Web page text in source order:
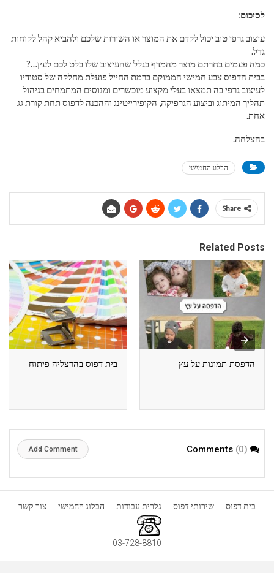
לסיכום:
עיצוב גרפי טוב יכול לקדם את המוצר או השירות שלכם ולהביא קהל לקוחות
גדל.
כמה פעמים בחרתם מוצר מהמדף בגלל שהעיצוב שלו בלט לכם לעין…?
בבית הדפוס צבע חמישי הממוקם ברמת החייל פועלת מחלקה של סטודיו
לעיצוב גרפי בה תמצאו בעלי מקצוע מוכשרים ומנוסים המתמחים בניהול
תהליך המיתוג וביצוע הגרפיקה, הקופירייטינג וההכנה לדפוס תחת קורת גג
אחת.
בהצלחה.
הבלוג החמישי
Share
Related Posts
הדפסת תמונות על עץ בית דפוס בהרצליה פיתוח
(0)
Add Comment
בית דפוס שירותי דפוס גלרית עבודות הבלוג החמישי צור קשר
03-728-8810